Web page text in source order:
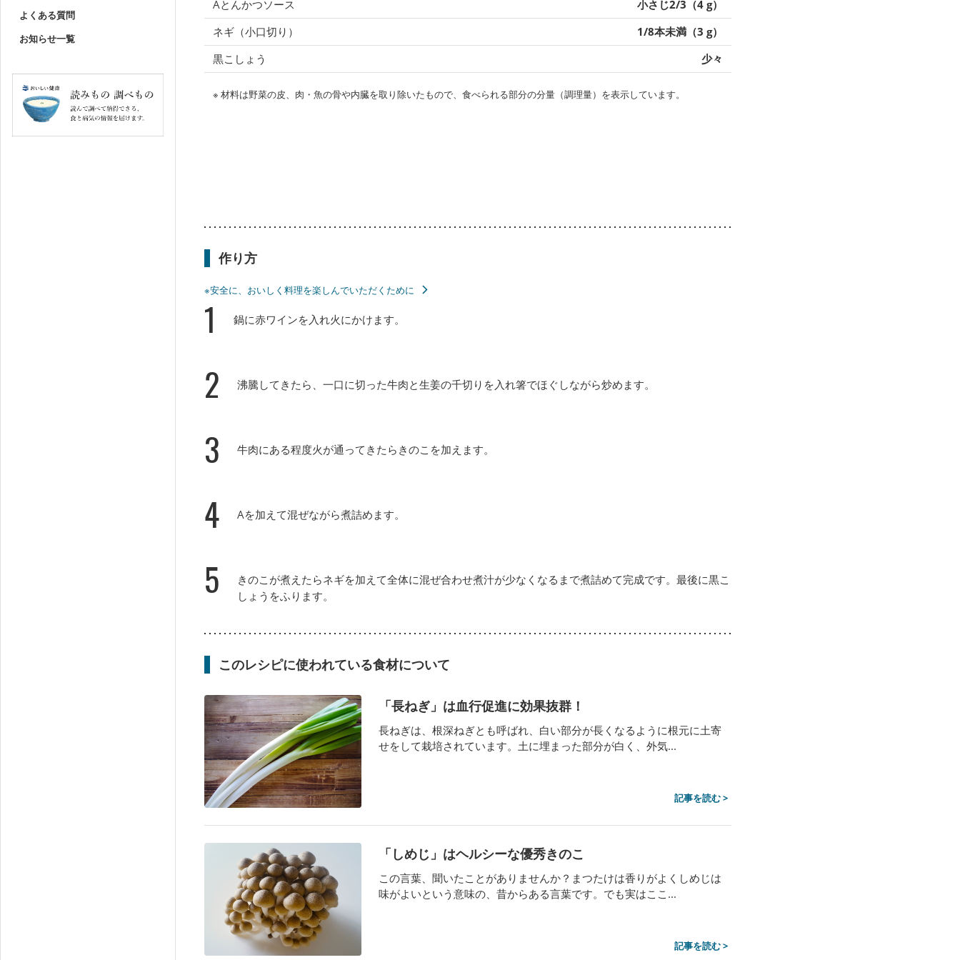
よくある質問
お知らせ一覧
Aとんかつソース
小さじ2/3（4 g）
ネギ（小口切り）
1/8本未満（3 g）
黒こしょう
少々
※ 材料は野菜の皮、肉・魚の骨や内臓を取り除いたもので、食べられる部分の分量（調理量）を表示しています。
作り方
※安全に、おいしく料理を楽しんでいただくために
1 鍋に赤ワインを入れ火にかけます。
2 沸騰してきたら、一口に切った牛肉と生姜の千切りを入れ箸でほぐしながら炒めます。
3 牛肉にある程度火が通ってきたらきのこを加えます。
4 Aを加えて混ぜながら煮詰めます。
5
きのこが煮えたらネギを加えて全体に混ぜ合わせ煮汁が少なくなるまで煮詰めて完成です。最後に黒こ
しょうをふります。
このレシピに使われている食材について
「長ねぎ」は血行促進に効果抜群！
長ねぎは、根深ねぎとも呼ばれ、白い部分が長くなるように根元に土寄
せをして栽培されています。土に埋まった部分が白く、外気...
記事を読む >
「しめじ」はヘルシーな優秀きのこ
この言葉、聞いたことがありませんか？まつたけは香りがよくしめじは
味がよいという意味の、昔からある言葉です。でも実はここ...
記事を読む >